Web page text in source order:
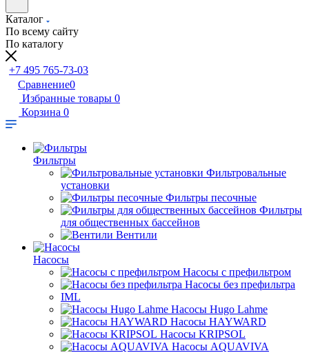
Каталог
По всему сайту
По каталогу
+7 495 765-73-03
Сравнение0
Избранные товары 0
Корзина 0
Фильтры
Фильтровальные
установки
Фильтры песочные
Фильтры
для общественных бассейнов
Вентили
Насосы
Насосы с префильтром
Насосы без префильтра
IML
Насосы Hugo Lahme
Насосы HAYWARD
Насосы KRIPSOL
Насосы AQUAVIVA